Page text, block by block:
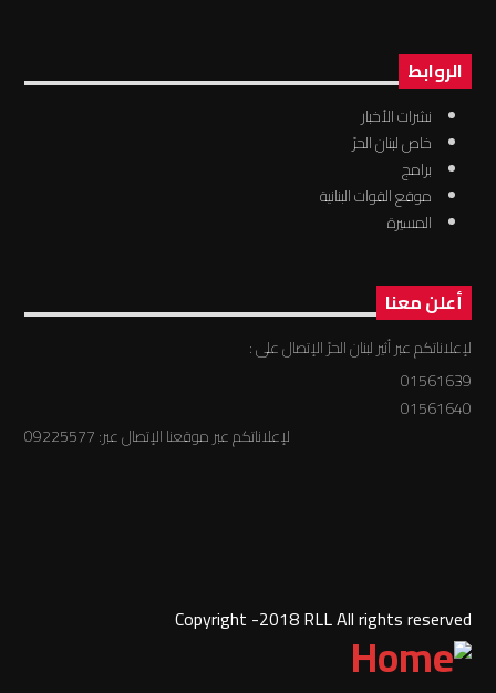
الروابط
نشرات الأخبار
خاص لبنان الحرّ
برامج
موقع القوات البنانية
المسيرة
أعلن معنا
لإعلاناتكم عبر أثير لبنان الحرّ الإتصال على :
01561639
01561640
لإعلاناتكم عبر موقعنا الإتصال عبر: 09225577
Copyright -2018 RLL All rights reserved